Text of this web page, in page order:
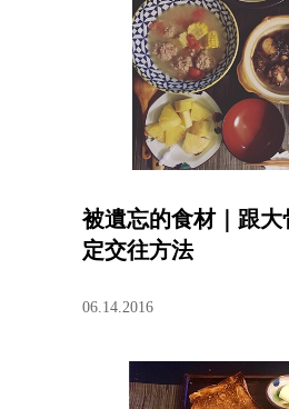
被遺忘的食材｜跟
定交往方法
06.14.2016